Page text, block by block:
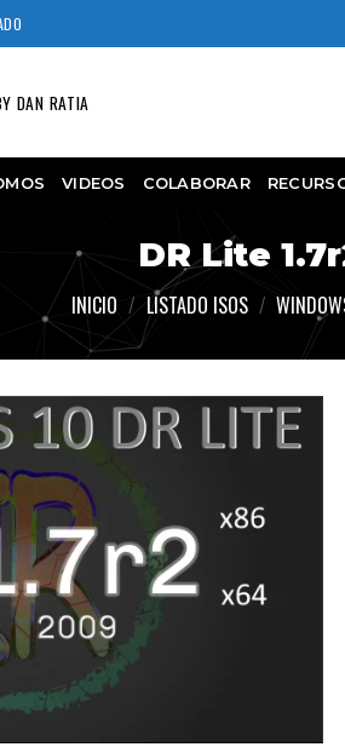
DAN RATIA
VIDEOS COLABORAR
DR Lite
INICIO / LISTADO ISOS /